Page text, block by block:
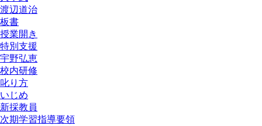
渡辺道治
板書
授業開き
特別支援
宇野弘恵
校内研修
叱り方
いじめ
新採教員
次期学習指導要領